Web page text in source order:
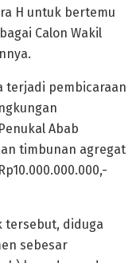
H untuk bertemu
Calon Wakil
terjadi pembicaraan
Abab
timbunan agregat
tersebut, diduga
sebesar